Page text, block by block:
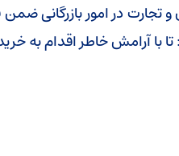
در امور بازرگانی ضمن
با آرامش خاطر اقدام به